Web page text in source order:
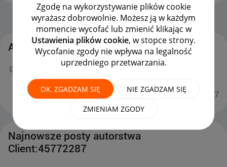
Zgodę na wykorzystywanie plików cookie
wyrażasz dobrowolnie. Możesz ją w każdym
momencie wycofać lub zmienić klikając w
Ustawienia plików cookie, w stopce strony.
Wycofanie zgody nie wpływa na legalność
uprzedniego przetwarzania.
OK, ZGADZAM SIĘ NIE ZGADZAM SIĘ
ZMIENIAM ZGODY
Strona Główna OPCJE
Aktywność Client:45772287
Twój nowy wpis
Odp.: Proszę przedłużyć odbiór
paczki z Allegro One Box
kupującychmożna już podziwiać :)‎10-05-2024 09:57
Najnowsze posty autorstwa
Client:45772287